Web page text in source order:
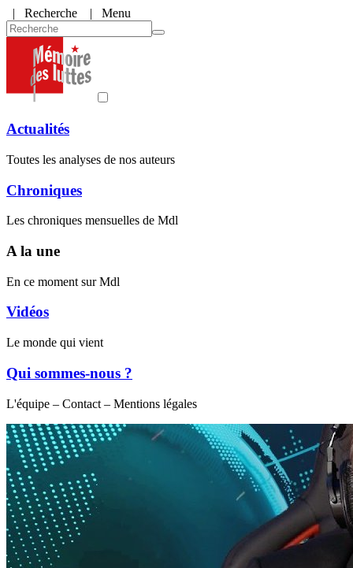
| Recherche | Menu
Actualités
Toutes les analyses de nos auteurs
Chroniques
Les chroniques mensuelles de Mdl
A la une
En ce moment sur Mdl
Vidéos
Le monde qui vient
Qui sommes-nous ?
L'équipe – Contact – Mentions légales